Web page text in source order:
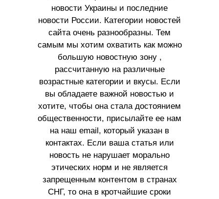
новости Украины и последние
новости России. Категории новостей
сайта очень разнообразны. Тем
самым мы хотим охватить как можно
большую новостную зону ,
рассчитанную на различные
возрастные категории и вкусы. Если
вы обладаете важной новостью и
хотите, чтобы она стала достоянием
общественности, присылайте ее нам
на наш email, который указан в
контактах. Если ваша статья или
новость не нарушает морально
этических норм и не является
запрещенным контентом в странах
СНГ, то она в кротчайшие сроки